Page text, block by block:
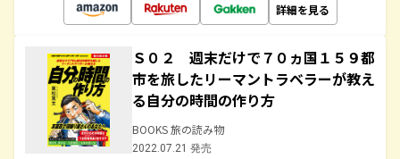
詳細を見る
Ｓ０２ 週末だけで７０ヵ国１５９都
市を旅したリーマントラベラーが教え
る自分の時間の作り方
BOOKS 旅の読み物
2022.07.21 発売